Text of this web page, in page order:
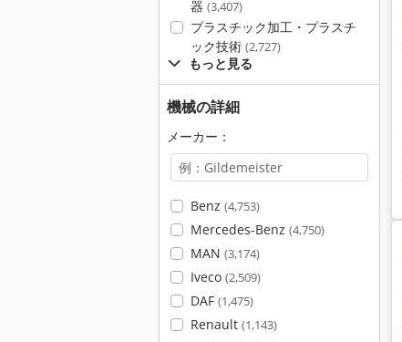
器 (3,407)
プラスチック加工・プラスチ
ック技術 (2,727)
もっと見る
機械の詳細
メーカー：
Benz (4,753)
Mercedes-Benz (4,750)
MAN (3,174)
Iveco (2,509)
DAF (1,475)
Renault (1,143)